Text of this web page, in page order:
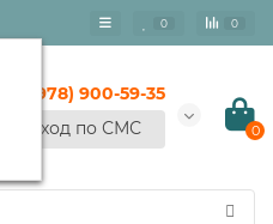
0 0
+7 (978) 900-59-35
Вход по СМС
0